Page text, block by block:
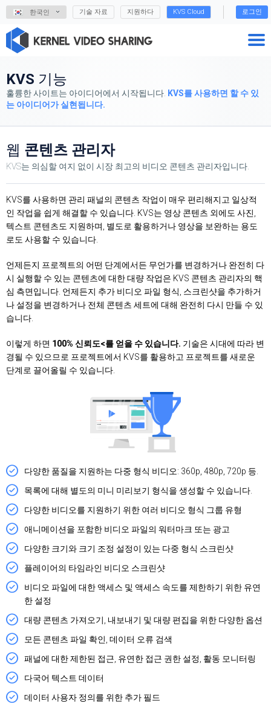
한국인 기술 자료 지원하다 KVS Cloud 로그인
KVS 기능
훌륭한 사이트는 아이디어에서 시작됩니다. KVS를 사용하면 할 수 있
는 아이디어가 실현됩니다.
웹 콘텐츠 관리자
KVS는 의심할 여지 없이 시장 최고의 비디오 콘텐츠 관리자입니다.
KVS를 사용하면 관리 패널의 콘텐츠 작업이 매우 편리해지고 일상적
인 작업을 쉽게 해결할 수 있습니다. KVS는 영상 콘텐츠 외에도 사진,
텍스트 콘텐츠도 지원하며, 별도로 활용하거나 영상을 보완하는 용도
로도 사용할 수 있습니다.
언제든지 프로젝트의 어떤 단계에서든 무언가를 변경하거나 완전히 다
시 실행할 수 있는 콘텐츠에 대한 대량 작업은 KVS 콘텐츠 관리자의 핵
심 측면입니다. 언제든지 추가 비디오 파일 형식, 스크린샷을 추가하거
나 설정을 변경하거나 전체 콘텐츠 세트에 대해 완전히 다시 만들 수 있
습니다.
이렇게 하면 100% 신뢰도<를 얻을 수 있습니다. 기술은 시대에 따라 변
경될 수 있으므로 프로젝트에서 KVS를 활용하고 프로젝트를 새로운
단계로 끌어올릴 수 있습니다.
다양한 품질을 지원하는 다중 형식 비디오: 360p, 480p, 720p 등.
목록에 대해 별도의 미니 미리보기 형식을 생성할 수 있습니다.
다양한 비디오를 지원하기 위한 여러 비디오 형식 그룹 유형
애니메이션을 포함한 비디오 파일의 워터마크 또는 광고
다양한 크기와 크기 조정 설정이 있는 다중 형식 스크린샷
플레이어의 타임라인 비디오 스크린샷
비디오 파일에 대한 액세스 및 액세스 속도를 제한하기 위한 유연
한 설정
대량 콘텐츠 가져오기, 내보내기 및 대량 편집을 위한 다양한 옵션
모든 콘텐츠 파일 확인, 데이터 오류 검색
패널에 대한 제한된 접근, 유연한 접근 권한 설정, 활동 모니터링
다국어 텍스트 데이터
데이터 사용자 정의를 위한 추가 필드